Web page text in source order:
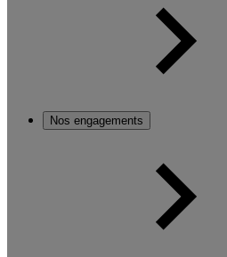
Nos engagements